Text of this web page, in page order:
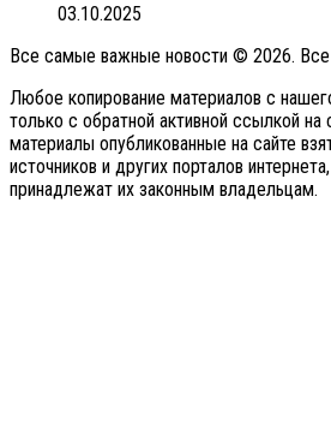
03.10.2025
Все самые важные новости © 2026. Все
Любое копирование материалов с
только с обратной активной ссылкой на
материалы опубликованные на сайте
источников и других порталов
принадлежат их законным владельцам.